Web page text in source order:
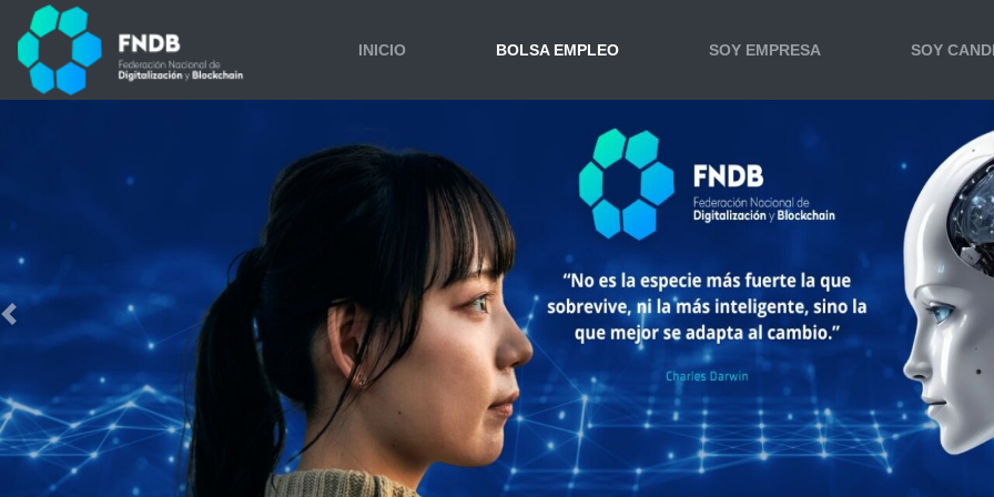
INICIO BOLSA EMPLEO SOY EMPRESA SOY
Previous